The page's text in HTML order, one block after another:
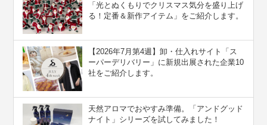
「光とぬくもりでクリスマス気分を盛り上げ
る！定番＆新作アイテム」をご紹介します。
【2026年7月第4週】卸・仕入れサイト「ス
ーパーデリバリー」に新規出展された企業10
社をご紹介します。
天然アロマでおやすみ準備。「アンドグッド
ナイト」シリーズを試してみました！